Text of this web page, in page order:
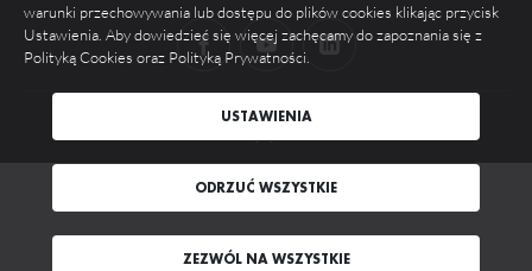
COPYRIGHT 2026 TOPMET WSZYSTKIE PRAWA ZASTRZEŻONE
warunki przechowywania lub dostępu do plików cookies klikając przycisk
Ustawienia. Aby dowiedzieć się więcej zachęcamy do zapoznania się z
Polityką Cookies oraz Polityką Prywatności.
USTAWIENIA
ODRZUĆ WSZYSTKIE
ZEZWÓL NA WSZYSTKIE
ZAPISZ WYBRANE